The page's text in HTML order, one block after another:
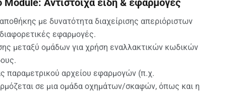
Module: Αντίστοιχα είδη & εφαρμογές
με δυνατότητα διαχείρισης απεριόριστων
εφαρμογές.
μεταξύ ομάδων για χρήση εναλλακτικών κωδικών
παραμετρικού αρχείου εφαρμογών (π.χ.
σε μια ομάδα οχημάτων/σκαφών, όπως και η